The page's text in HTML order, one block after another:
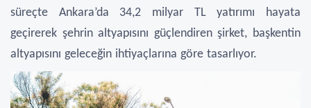
süreçte Ankara’da 34,2 milyar TL yatırımı hayata
geçirerek şehrin altyapısını güçlendiren şirket, başkentin
altyapısını geleceğin ihtiyaçlarına göre tasarlıyor.